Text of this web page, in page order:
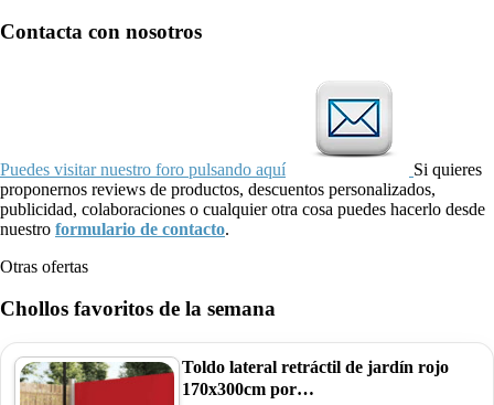
Contacta con nosotros
Puedes visitar nuestro foro pulsando aquí
Si quieres
proponernos reviews de productos, descuentos personalizados,
publicidad, colaboraciones o cualquier otra cosa puedes hacerlo desde
nuestro formulario de contacto.
Otras ofertas
Chollos favoritos de la semana
Toldo lateral retráctil de jardín rojo
170x300cm por…